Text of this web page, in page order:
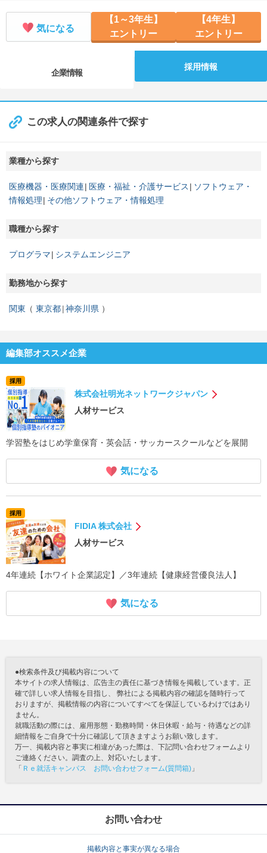
気になる
【1～3年生】
エントリー
【4年生】
エントリー
企業情報
採用情報
この求人の関連条件で探す
業種から探す
医療機器・医療関連 医療・福祉・介護サービス
ソフトウェア・
情報処理
その他ソフトウェア・情報処理
職種から探す
プログラマ システムエンジニア
勤務地から探す
関東 東京都 神奈川県
編集部オススメ企業
採用
株式会社明光ネットワークジャパン
人材サービス
学習塾をはじめ学童保育・英会話・サッカースクールなどを展開
気になる
採用
FIDIA 株式会社
人材サービス
4年連続【ホワイト企業認定】／3年連続【健康経営優良法人】
気になる
●検索条件及び掲載内容について
本サイトの求人情報は、広告主の責任に基づき情報を掲載しています。正
確で詳しい求人情報を目指し、 弊社による掲載内容の確認を随時行って
おりますが、掲載情報の内容についてすべてを保証しているわけではあり
ません。
就職活動の際には、雇用形態・勤務時間・休日休暇・給与・待遇などの詳
細情報をご自身で十分に確認して頂きますようお願い致します。
万一、掲載内容と事実に相違があった際は、下記問い合わせフォームより
ご連絡ください。調査の上、対応いたします。
「 Ｒｅ就活キャンパス お問い合わせフォーム(質問箱) 」
お問い合わせ
掲載内容と事実が異なる場合